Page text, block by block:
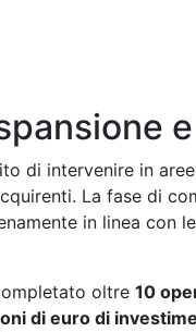
di intervenire in
La fase di
in linea con
oltre 10
di euro di